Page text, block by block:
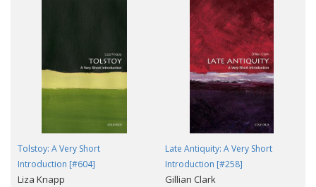
Tolstoy: A Very Short
Introduction [#604]
Liza Knapp
Late Antiquity: A Very Short
Introduction [#258]
Gillian Clark